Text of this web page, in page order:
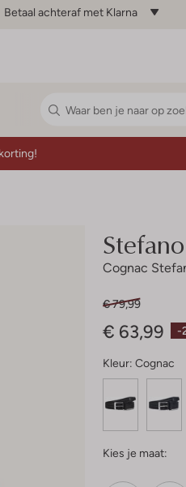
Betaal achteraf met Klarna
Cognac
-
€ 79,99
€ 63,99
Kleur: Cognac
Kies je maat: